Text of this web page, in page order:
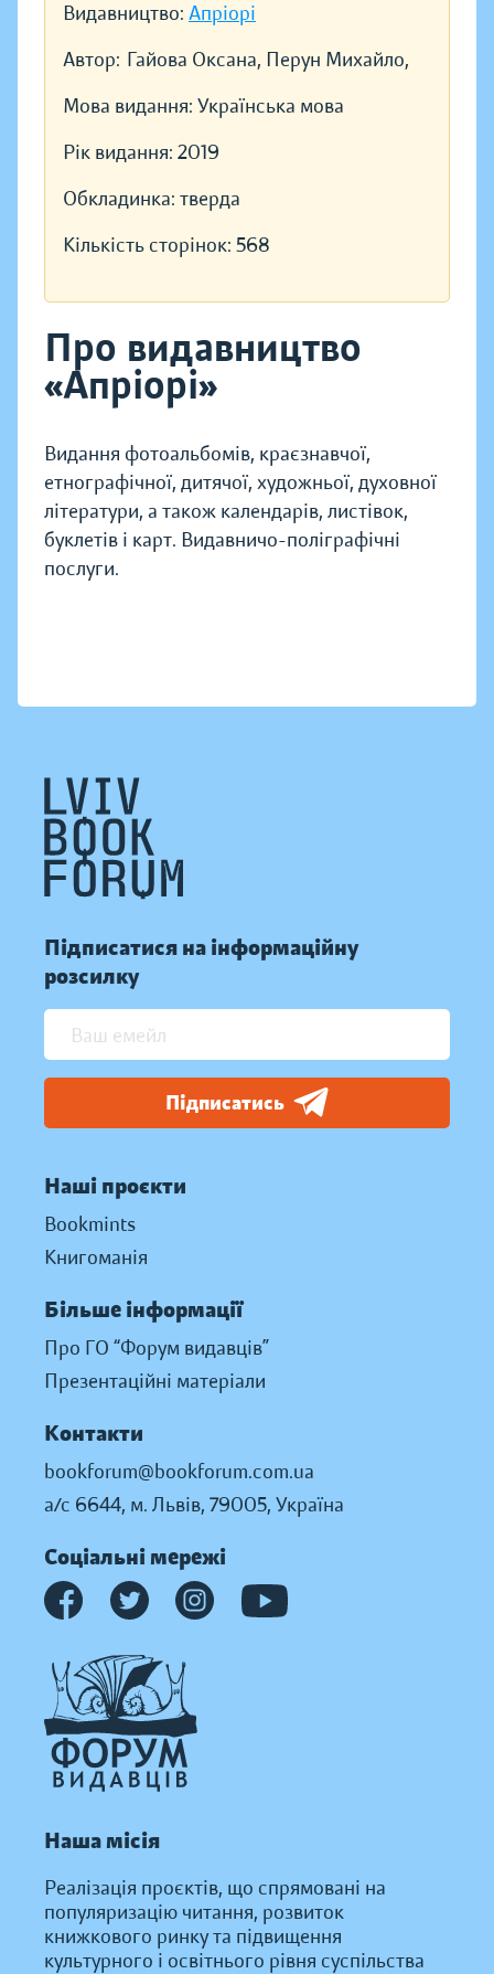
Видавництво: Апріорі
Автор: Гайова Оксана, Перун Михайло,
Мова видання: Українська мова
Рік видання: 2019
Обкладинка: тверда
Кількість сторінок: 568
Про видавництво
«Апріорі»
Видання фотоальбомів, краєзнавчої,
етнографічної, дитячої, художньої, духовної
літератури, а також календарів, листівок,
буклетів і карт. Видавничо-поліграфічні
послуги.
Підписатися на інформаційну
розсилку
Підписатись
Наші проєкти
Bookmints
Книгоманія
Більше інформації
Про ГО “Форум видавців”
Презентаційні матеріали
Контакти
bookforum@bookforum.com.ua
а/с 6644, м. Львів, 79005, Україна
Соціальні мережі
Наша місія
Реалізація проєктів, що спрямовані на
популяризацію читання, розвиток
книжкового ринку та підвищення
культурного і освітнього рівня суспільства